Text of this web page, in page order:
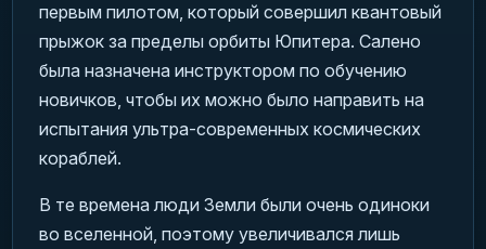
первым пилотом, который совершил квантовый
прыжок за пределы орбиты Юпитера. Салено
была назначена инструктором по обучению
новичков, чтобы их можно было направить на
испытания ультра-современных космических
кораблей.
В те времена люди Земли были очень одиноки
во вселенной, поэтому увеличивался лишь